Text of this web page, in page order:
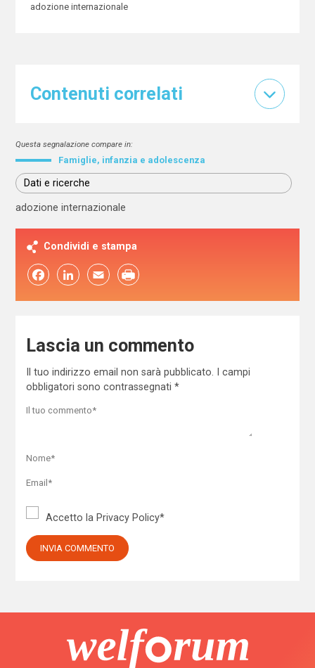
adozione internazionale
Contenuti correlati
Questa segnalazione compare in:
Famiglie, infanzia e adolescenza
Dati e ricerche
adozione internazionale
Condividi e stampa
FacebookLinkedIn Email
Lascia un commento
Il tuo indirizzo email non sarà pubblicato.
I campi
obbligatori sono contrassegnati *
Accetto la Privacy Policy*